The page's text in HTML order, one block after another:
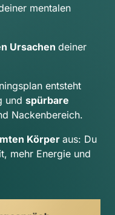
mentalen
Ursachen deiner
entsteht
und spürbare
Nackenbereich.
Körper aus: Du
mehr Energie und